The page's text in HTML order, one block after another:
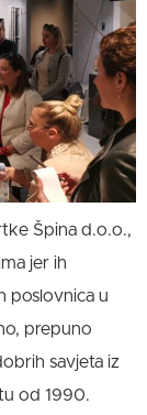
Špina d.o.o.,
jer ih
poslovnica u
prepuno
savjeta iz
od 1990.